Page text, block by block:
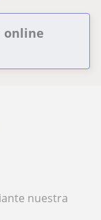
online
nuestra